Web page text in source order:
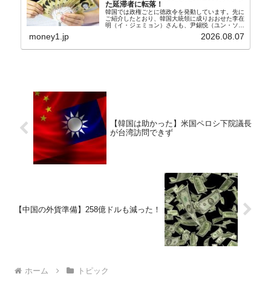
た延滞者に転落！
韓国では政権ごとに徳政令を発動しています。先に
ご紹介したとおり、韓国大統領に成りおおせた李在
明（イ・ジェミョン）さんも、尹錫悦（ユン・ソギ
バンクにして不良債権の買い取りを行い、分割償還
money1.jp 2026.08.07
【韓国は助かった】米国ペロシ下院議長
が台湾訪問できず
【中国の外貨準備】258億ドルも減った！
ホーム トピック